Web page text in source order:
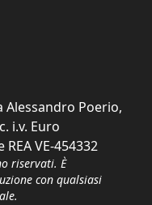
Alessandro Poerio,
i.v. Euro
REA VE-454332
riservati. È
con qualsiasi